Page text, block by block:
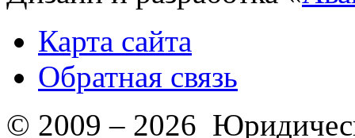
Карта сайта
Обратная связь
© 2009 – 2026